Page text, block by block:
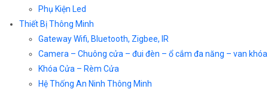
Phụ Kiện Led
Thiết Bị Thông Minh
Gateway Wifi, Bluetooth, Zigbee, IR
Camera – Chuông cửa – đui đèn – ổ cắm đa năng – van khóa
Khóa Cửa – Rèm Cửa
Hệ Thống An Ninh Thông Minh